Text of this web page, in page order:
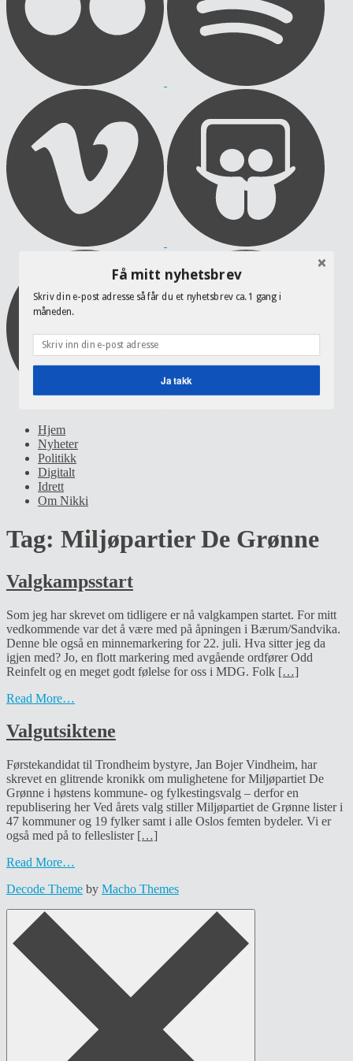
Hjem
Nyheter
Politikk
Digitalt
Idrett
Om Nikki
Tag: Miljøpartier De Grønne
Valgkampsstart
Som jeg har skrevet om tidligere er nå valgkampen startet. For mitt
vedkommende var det å være med på åpningen i Bærum/Sandvika.
Denne ble også en minnemarkering for 22. juli. Hva sitter jeg da
igjen med? Jo, en flott markering med avgående ordfører Odd
Reinfelt og en meget godt følelse for oss i MDG. Folk […]
Read More…
Valgutsiktene
Førstekandidat til Trondheim bystyre, Jan Bojer Vindheim, har
skrevet en glitrende kronikk om mulighetene for Miljøpartiet De
Grønne i høstens kommune- og fylkestingsvalg – derfor en
republisering her Ved årets valg stiller Miljøpartiet de Grønne lister i
47 kommuner og 19 fylker samt i alle Oslos femten bydeler. Vi er
også med på to felleslister […]
Read More…
Decode Theme by Macho Themes
Få mitt nyhetsbrev
Skriv din e-post adresse så får du et nyhetsbrev ca. 1 gang i
måneden.
Ja takk